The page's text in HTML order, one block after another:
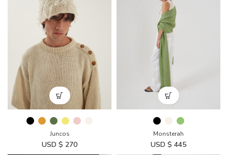
Juncos
USD $ 270
Monsterah
USD $ 445